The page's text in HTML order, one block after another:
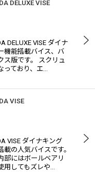
DELUXE VISE
DELUXE VISE ダイナ
機能搭載バイス、バ
ス版です。 スクリュ
っており、エ…
VISE
VISE ダイナキング
の人気バイスです。
部にはボールベアリ
用してもズレや…